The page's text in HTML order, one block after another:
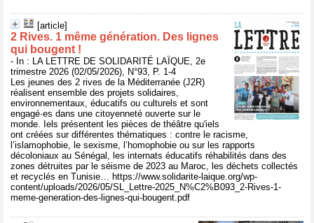
[article]
2 Rives. 1 même génération. Des lignes
qui bougent !
- In : LA LETTRE DE SOLIDARITÉ LAÏQUE, 2e
trimestre 2026 (02/05/2026), N°93, P. 1-4
Les jeunes des 2 rives de la Méditerranée (J2R)
réalisent ensemble des projets solidaires,
environnementaux, éducatifs ou culturels et sont
engagé·es dans une citoyenneté ouverte sur le
monde. Iels présentent les pièces de théâtre qu'iels
ont créées sur différentes thématiques : contre le racisme,
l’islamophobie, le sexisme, l’homophobie ou sur les rapports
décoloniaux au Sénégal, les internats éducatifs réhabilités dans des
zones détruites par le séisme de 2023 au Maroc, les déchets collectés
et recyclés en Tunisie… https://www.solidarite-laique.org/wp-
content/uploads/2026/05/SL_Lettre-2025_N%C2%B093_2-Rives-1-
meme-generation-des-lignes-qui-bougent.pdf